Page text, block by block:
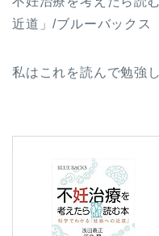
近道」/ブルーバックス
私はこれを読んで勉強